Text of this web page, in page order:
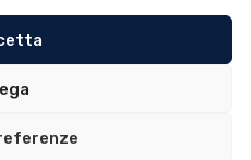
Italia